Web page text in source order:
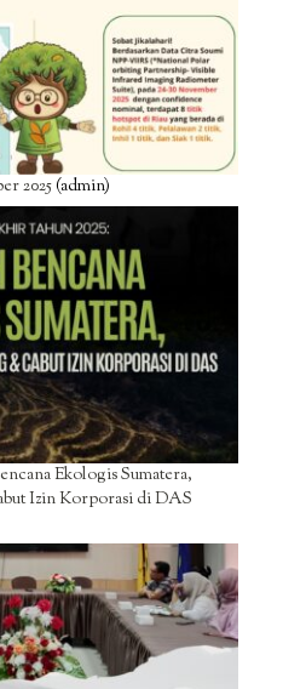
2025(admin)
Ekologis Sumatera,
Izin Korporasi di DAS